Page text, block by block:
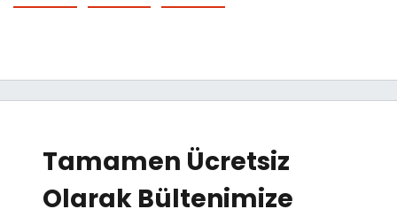
Tamamen Ücretsiz
Olarak Bültenimize